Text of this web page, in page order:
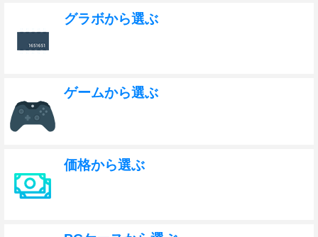
グラボから選ぶ
ゲームから選ぶ
価格から選ぶ